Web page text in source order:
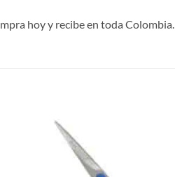
hoy y recibe en toda Colombia.